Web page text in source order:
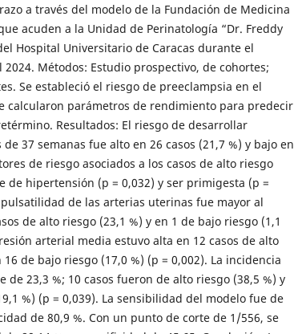
a través del modelo de la Fundación de Medicina
acuden a la Unidad de Perinatología “Dr. Freddy
Hospital Universitario de Caracas durante el
Métodos: Estudio prospectivo, de cohortes;
Se estableció el riesgo de preeclampsia en el
calcularon parámetros de rendimiento para predecir
Resultados: El riesgo de desarrollar
37 semanas fue alto en 26 casos (21,7 %) y bajo en
de riesgo asociados a los casos de alto riesgo
de hipertensión (p = 0,032) y ser primigesta (p =
de las arterias uterinas fue mayor al
de alto riesgo (23,1 %) y en 1 de bajo riesgo (1,1
arterial media estuvo alta en 12 casos de alto
16 de bajo riesgo (17,0 %) (p = 0,002). La incidencia
de 23,3 %; 10 casos fueron de alto riesgo (38,5 %) y
%) (p = 0,039). La sensibilidad del modelo fue de
de 80,9 %. Con un punto de corte de 1/556, se